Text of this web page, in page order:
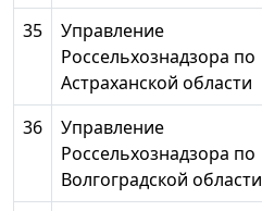
35
Управление
Россельхознадзора по
Астраханской области
36
Управление
Россельхознадзора по
Волгоградской области